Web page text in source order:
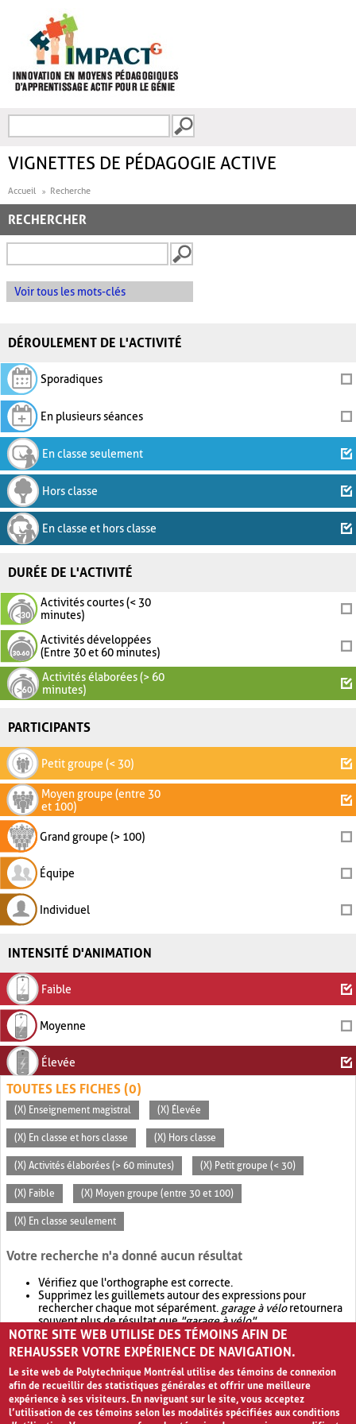
FORMULAIRE DE
VIGNETTES DE PÉDAGOGIE ACTIVE
Accueil Recherche
RECHERCHER
Voir tous les mots-clés
DÉROULEMENT DE L'ACTIVITÉ
Sporadiques
En plusieurs séances
En classe seulement
Hors classe
En classe et hors classe
DURÉE DE L'ACTIVITÉ
Activités courtes (< 30
minutes)
Activités développées
(Entre 30 et 60 minutes)
Activités élaborées (> 60
minutes)
PARTICIPANTS
Petit groupe (< 30)
Moyen groupe (entre 30
et 100)
Grand groupe (> 100)
Équipe
Individuel
INTENSITÉ D'ANIMATION
Faible
Moyenne
Élevée
TOUTES LES FICHES (0)
(X) Enseignement magistral (X) Élevée
(X) En classe et hors classe (X) Hors classe
(X) Activités élaborées (> 60 minutes) (X) Petit groupe (< 30)
(X) Faible (X) Moyen groupe (entre 30 et 100)
(X) En classe seulement
Votre recherche n'a donné aucun résultat
Vérifiez que l'orthographe est correcte.
Supprimez les guillemets autour des expressions pour
rechercher chaque mot séparément. garage à véloretournera
souvent plus de résultat que"garage à vélo".
Envisagez d'élargir votre recherche avec OR.garage OR vélo
retournera souvent plus de résultat quegarage à vélo
NOTRE SITE WEB UTILISE DES TÉMOINS AFIN DE
REHAUSSER VOTRE EXPÉRIENCE DE NAVIGATION.
Le site web de Polytechnique Montréal utilise des témoins de connexion
afin de recueillir des statistiques générales et offrir une meilleure
expérience à ses visiteurs. En naviguant sur le site, vous acceptez
l’utilisation de ces témoins selon les modalités spécifiées aux conditions